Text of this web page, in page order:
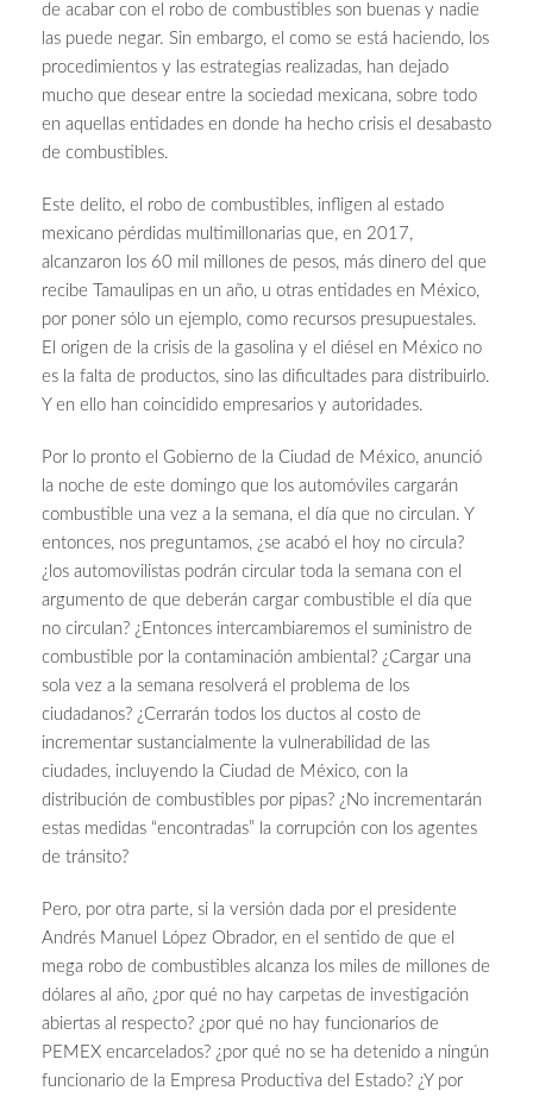
de acabar con el robo de combustibles son buenas y nadie
las puede negar. Sin embargo, el como se está haciendo, los
procedimientos y las estrategias realizadas, han dejado
mucho que desear entre la sociedad mexicana, sobre todo
en aquellas entidades en donde ha hecho crisis el desabasto
de combustibles.
Este delito, el robo de combustibles, infligen al estado
mexicano pérdidas multimillonarias que, en 2017,
alcanzaron los 60 mil millones de pesos, más dinero del que
recibe Tamaulipas en un año, u otras entidades en México,
por poner sólo un ejemplo, como recursos presupuestales.
El origen de la crisis de la gasolina y el diésel en México no
es la falta de productos, sino las dificultades para distribuirlo.
Y en ello han coincidido empresarios y autoridades.
Por lo pronto el Gobierno de la Ciudad de México, anunció
la noche de este domingo que los automóviles cargarán
combustible una vez a la semana, el día que no circulan. Y
entonces, nos preguntamos, ¿se acabó el hoy no circula?
¿los automovilistas podrán circular toda la semana con el
argumento de que deberán cargar combustible el día que
no circulan? ¿Entonces intercambiaremos el suministro de
combustible por la contaminación ambiental? ¿Cargar una
sola vez a la semana resolverá el problema de los
ciudadanos? ¿Cerrarán todos los ductos al costo de
incrementar sustancialmente la vulnerabilidad de las
ciudades, incluyendo la Ciudad de México, con la
distribución de combustibles por pipas? ¿No incrementarán
estas medidas “encontradas” la corrupción con los agentes
de tránsito?
Pero, por otra parte, si la versión dada por el presidente
Andrés Manuel López Obrador, en el sentido de que el
mega robo de combustibles alcanza los miles de millones de
dólares al año, ¿por qué no hay carpetas de investigación
abiertas al respecto? ¿por qué no hay funcionarios de
PEMEX encarcelados? ¿por qué no se ha detenido a ningún
funcionario de la Empresa Productiva del Estado? ¿Y por